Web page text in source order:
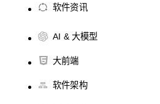
软件资讯
AI & 大模型
大前端
软件架构